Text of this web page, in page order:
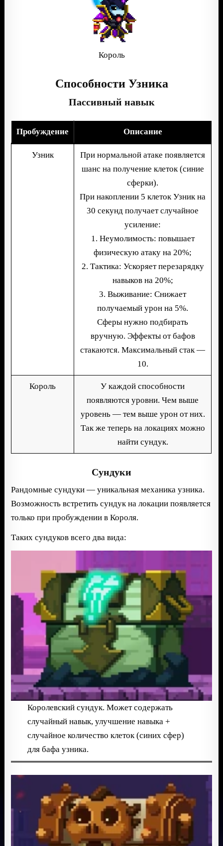
Король
Способности Узника
Пассивный навык
Пробуждение Описание
Узник
При нормальной атаке появляется
шанс на получение клеток (синие
сферки).
При накоплении 5 клеток Узник на
30 секунд получает случайное
усиление:
1. Неумолимость: повышает
физическую атаку на 20%;
2. Тактика: Ускоряет перезарядку
навыков на 20%;
3. Выживание: Снижает
получаемый урон на 5%.
Сферы нужно подбирать
вручную. Эффекты от бафов
стакаются. Максимальный стак —
10.
Король
У каждой способности
появляются уровни. Чем выше
уровень — тем выше урон от них.
Так же теперь на локациях можно
найти сундук.
Сундуки
Рандомные сундуки — уникальная механика узника.
Возможность встретить сундук на локации появляется
только при пробуждении в Короля.
Таких сундуков всего два вида:
Королевский сундук. Может содержать
случайный навык, улучшение навыка +
случайное количество клеток (синих сфер)
для бафа узника.